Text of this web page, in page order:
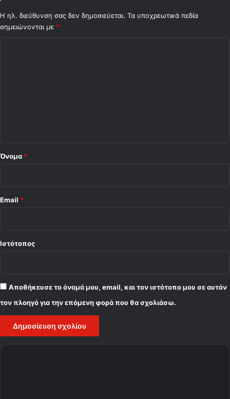
Η ηλ. διεύθυνση σας δεν δημοσιεύεται. Τα υποχρεωτικά πεδία
σημειώνονται με *
Όνομα *
Email *
Ιστότοπος
Αποθήκευσε το όνομά μου, email, και τον ιστότοπο μου σε αυτόν
τον πλοηγό για την επόμενη φορά που θα σχολιάσω.